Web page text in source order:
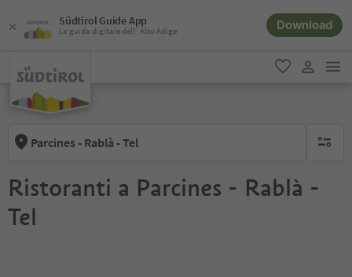
Südtirol Guide App
La guida digitale dell´Alto Adige Download
favoriti
Parcines - Rablà - Tel
Ristoranti a Parcines - Rablà -
Tel